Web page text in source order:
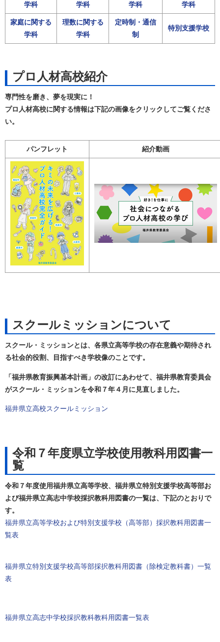
学科
学科
学科
学科
家庭に関する
学科
理数に関する
学科
定時制・通信
制
特別支援学校
プロ人材高校紹介
専門性を磨き、夢を現実に！
プロ人材高校に関する情報は下記の画像をクリックしてご覧くださ
い。
パンフレット 紹介動画
スクールミッションについて
スクール・ミッションとは、各県立高等学校の存在意義や期待され
る社会的役割、目指すべき学校像のことです。
「福井県教育振興基本計画」の改訂にあわせて、福井県教育委員会
がスクール・ミッションを令和７年４月に見直しました。
福井県立高校スクールミッション
令和７年度県立学校使用教科用図書一
覧
令和７年度使用福井県立高等学校、福井県立特別支援学校高等部お
よび福井県立高志中学校採択教科用図書の一覧は、下記のとおりで
す。
福井県立高等学校および特別支援学校（高等部）採択教科用図書一
覧表
福井県立特別支援学校高等部採択教科用図書（除検定教科書）一覧
表
福井県立高志中学校採択教科教科用図書一覧表